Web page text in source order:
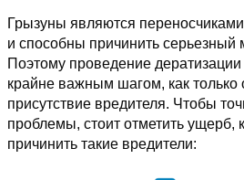
Грызуны являются
и способны причинить
Поэтому проведение дератизации
крайне важным шагом, как только
присутствие вредителя. Чтобы
проблемы, стоит отметить ущерб,
причинить такие вредители: